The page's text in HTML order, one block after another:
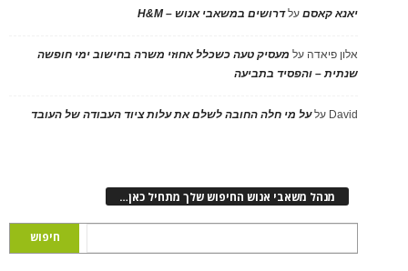
יאנא קאסםעלדרושים במשאבי אנוש – H&M
אלון פיאדה על מעסיק טעה כשכלל אחוזי משרה בחישוב ימי חופשה
שנתית – והפסיד בתביעה
David עלעל מי חלה החובה לשלם את עלות ציוד העבודה של העובד
מנהל משאבי אנוש החיפוש שלך מתחיל כאן…